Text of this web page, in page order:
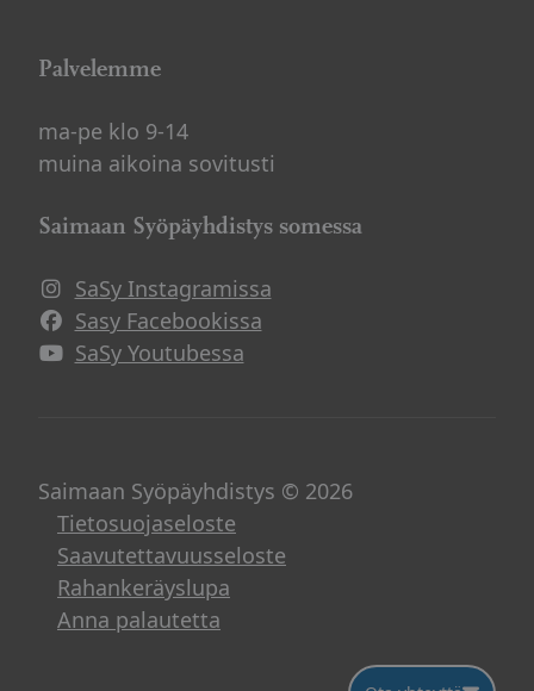
Palvelemme
ma-pe klo 9-14
muina aikoina sovitusti
Saimaan Syöpäyhdistys somessa
SaSy Instagramissa
Avautuu uuteen ikkunaan
Sasy Facebookissa
Avautuu uuteen ikkunaan
SaSy Youtubessa
Avautuu uuteen ikkunaan
Saimaan Syöpäyhdistys © 2026
Tietosuojaseloste
Saavutettavuusseloste
Rahankeräyslupa
Anna palautetta